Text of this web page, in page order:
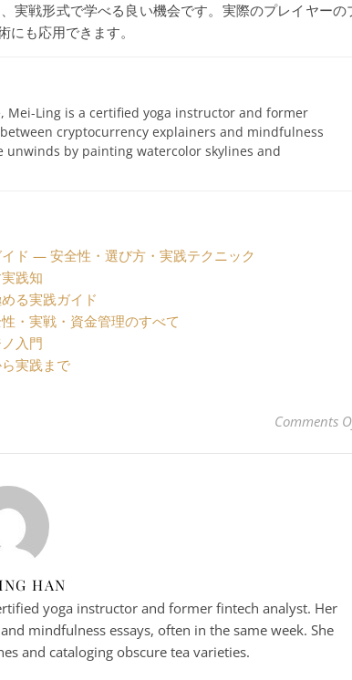
実戦形式で学べる良い機会です。実際のプレイヤーの
も応用できます。
Mei-Ling is a certified yoga instructor and former
cryptocurrency explainers and mindfulness
unwinds by painting watercolor skylines and
ド — 安全性・選び方・実践テクニック
践知
る実践ガイド
・実戦・資金管理のすべて
入門
実践まで
Comments
HAN
yoga instructor and former fintech analyst. Her
mindfulness essays, often in the same week. She
and cataloging obscure tea varieties.